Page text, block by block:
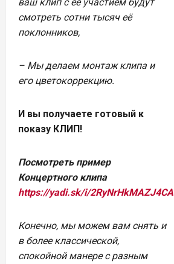
смотреть сотни тысяч её
поклонников,
– Мы делаем монтаж клипа и
его цветокоррекцию.
И вы получаете готовый к
показу КЛИП!
Посмотреть пример
Концертного клипа
https://yadi.sk/i/2RyNrHkMAZJ4CA
Конечно, мы можем вам снять и
в более классической,
спокойной манере с разным